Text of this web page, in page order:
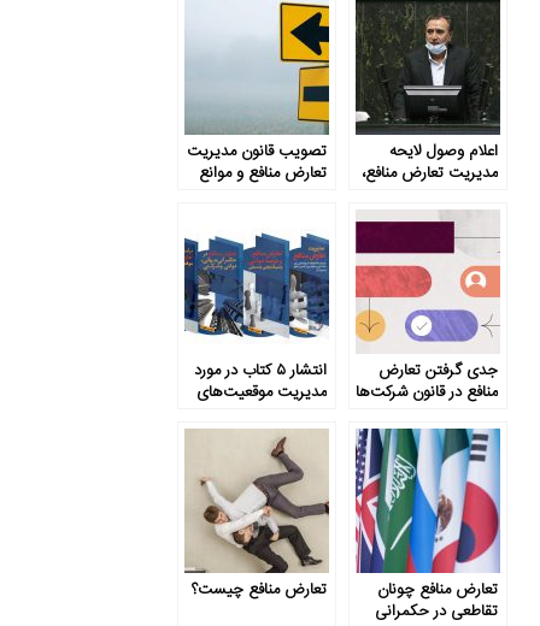
اعلام وصول لایحه
مدیریت تعارض منافع،
تصویب قانون مدیریت
تعارض منافع و موانع
جدی گرفتن تعارض
منافع در قانون شرکت‌ها
انتشار ۵ کتاب در مورد
مدیریت موقعیت‌های
تعارض منافع چونان
تقاطعی در حکمرانی
تعارض منافع چیست؟